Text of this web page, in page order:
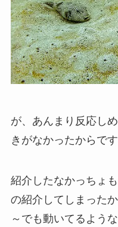
が、あんまり反応し
きがなかったからです
紹介したなかっちょ
の紹介してしまった
～でも動いてるような